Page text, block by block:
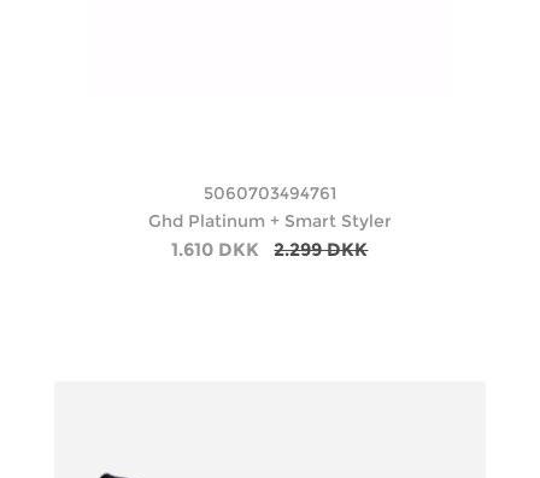
5060703494761
Ghd Platinum + Smart Styler
1.610 DKK 2.299 DKK